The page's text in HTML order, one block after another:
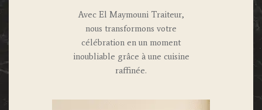
Avec El Maymouni Traiteur,
nous transformons votre
célébration en un moment
inoubliable grâce à une cuisine
raffinée.